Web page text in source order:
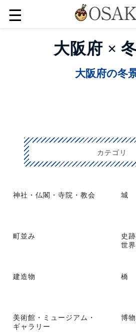
☰
大阪府 ×
大阪府の冬
カテゴリ
神社・仏閣・寺院・教会 城
町並み
史
世
建造物 橋
美術館・ミュージアム・
ギャラリー
博